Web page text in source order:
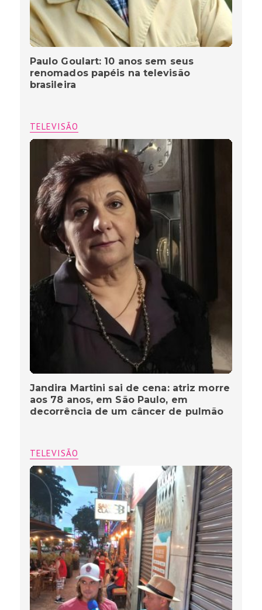
Paulo Goulart: 10 anos sem seus
renomados papéis na televisão
brasileira
TELEVISÃO
Jandira Martini sai de cena: atriz morre
aos 78 anos, em São Paulo, em
decorrência de um câncer de pulmão
TELEVISÃO